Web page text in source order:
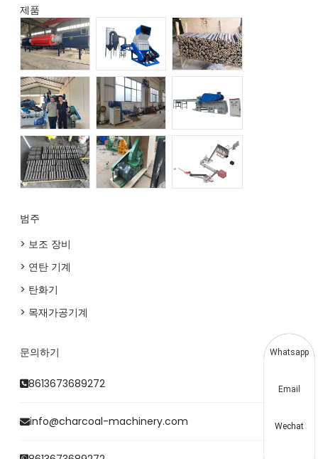
제품
범주
> 보조 장비
> 연탄 기계
> 탄화기
> 목재가공기계
문의하기
8613673689272
info@charcoal-machinery.com
Whatsapp
Email
Wechat